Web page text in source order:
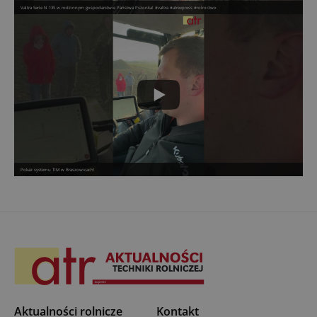
Valtra Serie N 135 w rodzinnym gospodarstwie Państwa Pszonka! #valtra #atrexpress #rolnictwo
Pokaz systemu TIM w Braszowicach!
Aktualności rolnicze Kontakt